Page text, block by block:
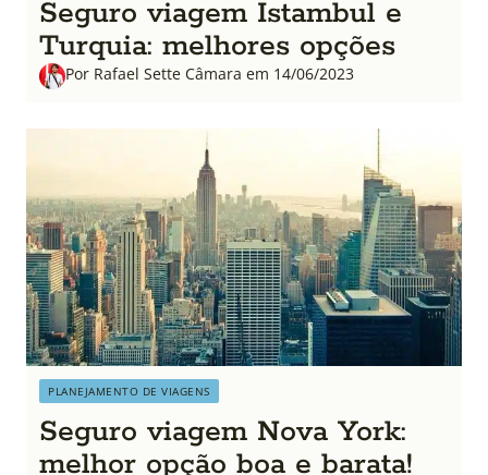
Seguro viagem Istambul e
Turquia: melhores opções
Por Rafael Sette Câmara em 14/06/2023
PLANEJAMENTO DE VIAGENS
Seguro viagem Nova York:
melhor opção boa e barata!